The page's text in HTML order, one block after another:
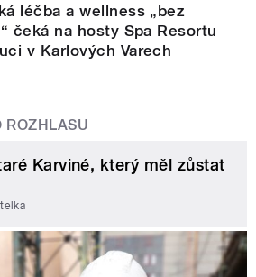
léčba a wellness „bez
čeká na hosty Spa Resortu
v Karlových Varech
ROZHLASU
Karviné, který měl zůstat